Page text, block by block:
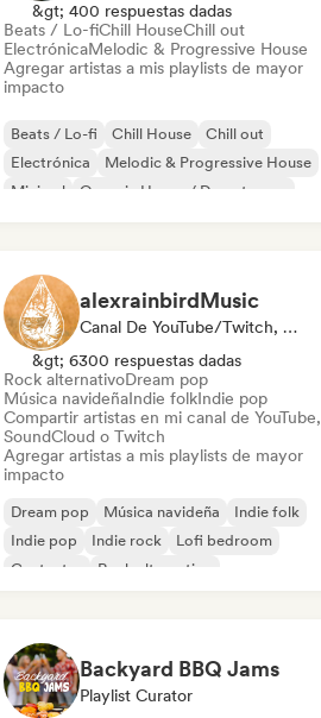
&gt; 400 respuestas dadas
Beats / Lo-fiChill HouseChill out
ElectrónicaMelodic & Progressive House
Agregar artistas a mis playlists de mayor
impacto
Beats / Lo-fi Chill House
Chill out
Electrónica
Melodic & Progressive House
Minimal
Organic House / Downtempo
alexrainbirdMusic
Canal De YouTube/Twitch, Playlist Curator
&gt; 6300 respuestas dadas
Rock alternativoDream pop
Música navideñaIndie folkIndie pop
Compartir artistas en mi canal de YouTube,
SoundCloud o Twitch
Agregar artistas a mis playlists de mayor
impacto
Dream pop Música navideña
Indie folk
Indie pop
Indie rock
Lofi bedroom
Cantautor
Rock alternativo
Backyard BBQ Jams
Playlist Curator